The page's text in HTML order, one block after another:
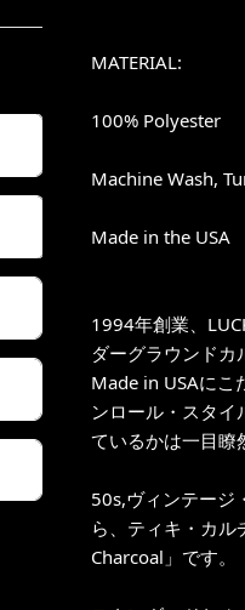
MATERIAL:
100% Polyester
Machine Wash,
Made in the USA
1994年創業、
ダーグラウンド
Made in USAにこ
ンロール・スタ
ているかは一目瞭
50s,ヴィンテージ
ら、ティキ・カ
Charcoal」です。